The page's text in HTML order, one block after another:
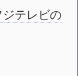
テレビの